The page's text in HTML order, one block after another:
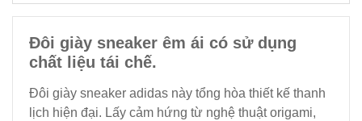
Đôi giày sneaker êm ái có sử dụng
chất liệu tái chế.
Đôi giày sneaker adidas này tổng hòa thiết kế thanh
lịch hiện đại. Lấy cảm hứng từ nghệ thuật origami,